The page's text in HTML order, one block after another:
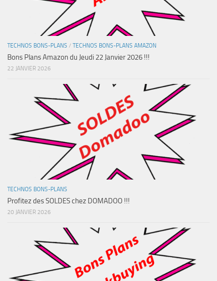
TECHNOS BONS-PLANS / TECHNOS BONS-PLANS AMAZON
Bons Plans Amazon du Jeudi 22 Janvier 2026 !!!
22 JANVIER 2026
TECHNOS BONS-PLANS
Profitez des SOLDES chez DOMADOO !!!
20 JANVIER 2026